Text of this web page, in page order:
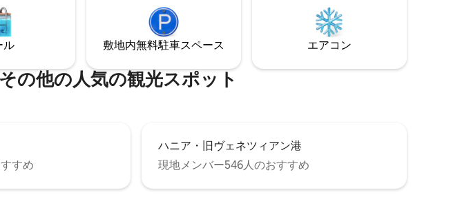
をお見逃しなく。海辺のヴィラは、豪華
で現代的なスタイルと感動的な海の景色
を融合させ、思い出に残る休暇をお過ご
しいただけます。
ですぐの場所にありながら、気楽に楽し
い滞在をお楽しみいただけます。スイー
トにはソファベッドが1台あり、最大3名様
までご宿泊いただけます。
ル 敷地内無料駐⁠車ス⁠ペ⁠ー⁠ス エアコン
の⁠他⁠の人⁠気⁠の観⁠光⁠ス⁠ポ⁠ッ⁠ト
すめ
ハニア・旧ヴェネツィアン港
現地メンバー546人のおすすめ